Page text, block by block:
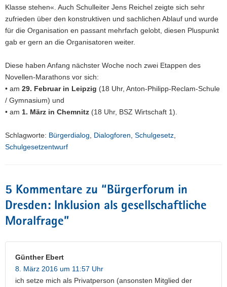
Klasse stehen«. Auch Schulleiter Jens Reichel zeigte sich sehr
zufrieden über den konstruktiven und sachlichen Ablauf und wurde
für die Organisation en passant mehrfach gelobt, diesen Pluspunkt
gab er gern an die Organisatoren weiter.
Diese haben Anfang nächster Woche noch zwei Etappen des
Novellen-Marathons vor sich:
• am 29. Februar in Leipzig (18 Uhr, Anton-Philipp-Reclam-Schule
/ Gymnasium) und
• am 1. März in Chemnitz (18 Uhr, BSZ Wirtschaft 1).
Schlagworte: Bürgerdialog Dialogforen Schulgesetz
Schulgesetzentwurf
5 Kommentare zu “Bürgerforum in
Dresden: Inklusion als gesellschaftliche
Moralfrage”
Günther Ebert
8. März 2016 um 11:57 Uhr
ich setze mich als Privatperson (ansonsten Mitglied der